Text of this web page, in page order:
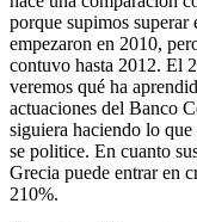
porque supimos superar
empezaron en 2010,
contuvo hasta 2012. El
veremos qué ha
actuaciones del Banco
siguiera haciendo lo que
se politice. En cuanto
Grecia puede entrar en
210%.